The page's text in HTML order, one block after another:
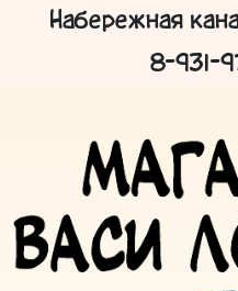
Набережная
8-931-